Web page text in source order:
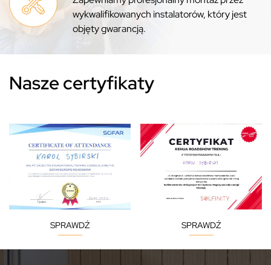
wykwalifikowanych instalatorów, który jest
objęty gwarancją.
Nasze certyfikaty
SPRAWDŹ SPRAWDŹ